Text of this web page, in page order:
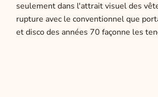
seulement dans l'attrait visuel des
rupture avec le conventionnel que
et disco des années 70 façonne les